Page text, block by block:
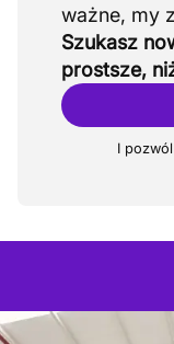
Szukasz
prostsze,
I